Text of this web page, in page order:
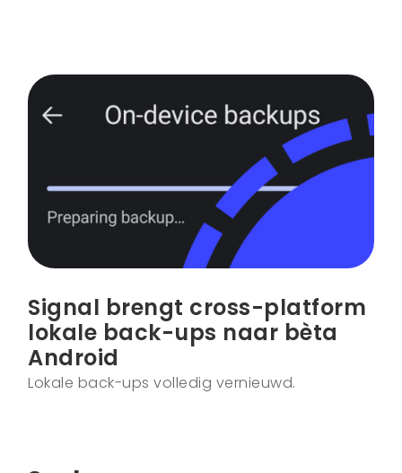
Signal brengt cross-platform
lokale back-ups naar bèta
Android
Lokale back-ups volledig vernieuwd.